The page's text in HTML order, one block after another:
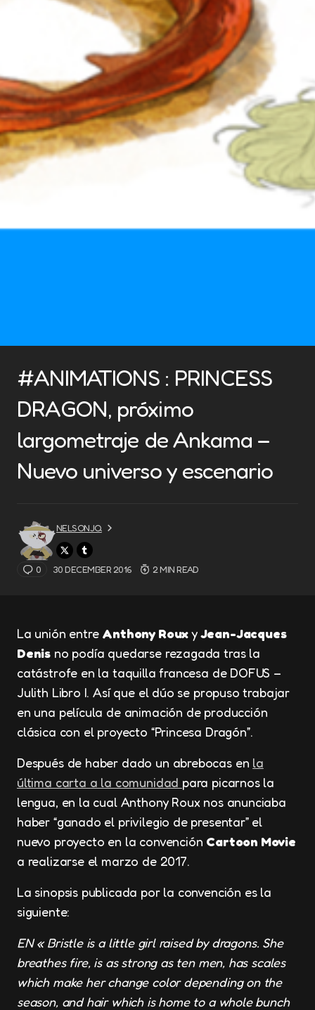
#ANIMATIONS : PRINCESS
DRAGON, próximo
largometraje de Ankama –
Nuevo universo y escenario
NELSONJQ
0 30 DECEMBER 2016 2 MIN READ
La unión entre Anthony RouxyJean-Jacques
Denis no podía quedarse rezagada tras la
catástrofe en la taquilla francesa de DOFUS –
Julith Libro I. Así que el dúo se propuso trabajar
en una película de animación de producción
clásica con el proyecto “Princesa Dragón”.
Después de haber dado un abrebocas en la
última carta a la comunidad para picarnos la
lengua, en la cual Anthony Roux nos anunciaba
haber “ganado el privilegio de presentar” el
nuevo proyecto en la convención Cartoon Movie
a realizarse el marzo de 2017.
La sinopsis publicada por la convención es la
siguiente:
EN « Bristle is a little girl raised by dragons. She
breathes fire, is as strong as ten men, has scales
which make her change color depending on the
season, and hair which is home to a whole bunch